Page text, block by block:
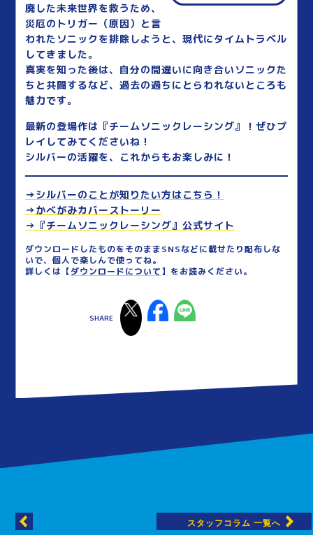
廃した未来世界を救うため、
災厄のトリガー（原因）と言
われたソニックを排除しようと、現代にタイムトラベル
してきました。
真実を知った後は、自分の間違いに向き合いソニックた
ちと共闘するなど、過去の過ちにとらわれないところも
魅力です。
最新の登場作は『チームソニックレーシング』！ぜひプ
レイしてみてくださいね！
シルバーの活躍を、これからもお楽しみに！
→シルバーのことが知りたい方はこちら！
→かべがみカバーストーリー
→『チームソニックレーシング』公式サイト
ダウンロードしたものをそのままSNSなどに載せたり配布しな
いで、個人で楽しんで使ってね。
詳しくは【ダウンロードについて】をお読みください。
スタッフコラム 一覧へ